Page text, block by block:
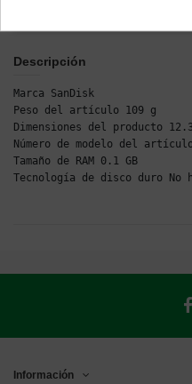
Descripción
Marca SanDisk
Peso del artículo 109 g
Dimensiones del producto
Número de modelo del artículo
Tamaño de RAM 0.1 GB
Tecnología de disco duro No
Información